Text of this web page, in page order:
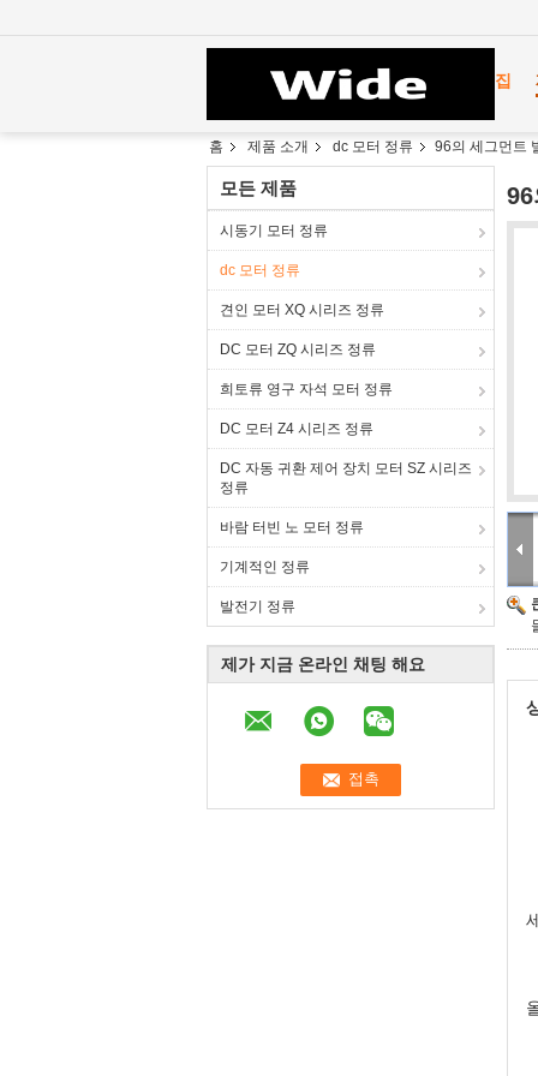
집
홈 제품 소개 dc 모터 정류 96의 세그먼트
모든 제품
시동기 모터 정류
dc 모터 정류
견인 모터 XQ 시리즈 정류
DC 모터 ZQ 시리즈 정류
희토류 영구 자석 모터 정류
DC 모터 Z4 시리즈 정류
DC 자동 귀환 제어 장치 모터 SZ 시리즈
정류
바람 터빈 노 모터 정류
기계적인 정류
발전기 정류
제가 지금 온라인 채팅 해요